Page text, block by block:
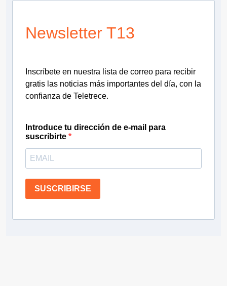
Newsletter T13
Inscríbete en nuestra lista de correo para recibir
gratis las noticias más importantes del día, con la
confianza de Teletrece.
Introduce tu dirección de e-mail para
suscribirte
SUSCRIBIRSE